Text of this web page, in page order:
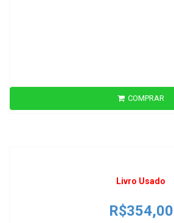
COMPRAR
Livro Usado
R$354,00
Livro Usado
R$354,00